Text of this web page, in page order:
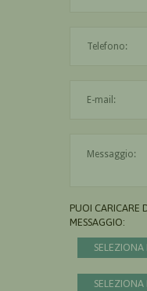
PUOI CARICARE
MESSAGGIO: